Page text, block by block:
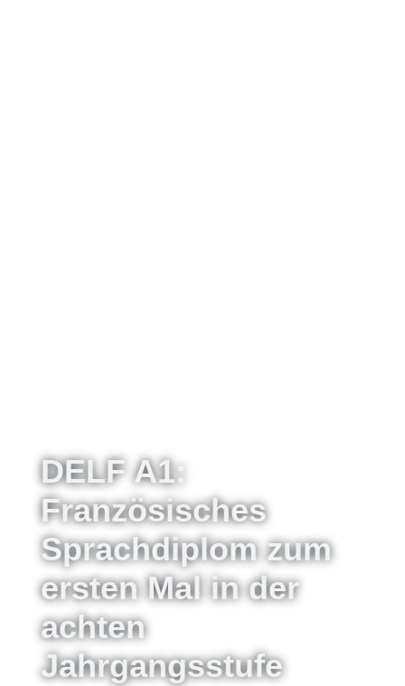
DELF A1:
Französisches
Sprachdiplom zum
ersten Mal in der
achten
Jahrgangsstufe